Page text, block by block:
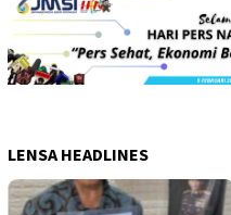
LENSA HEADLINES